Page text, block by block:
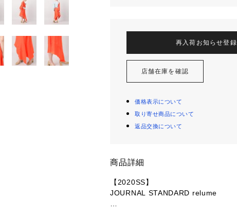
再入荷お知らせ登録
店舗在庫を確認
価格表示について
取り寄せ商品について
返品交換について
商品詳細
【2020SS】
JOURNAL STANDARD relume